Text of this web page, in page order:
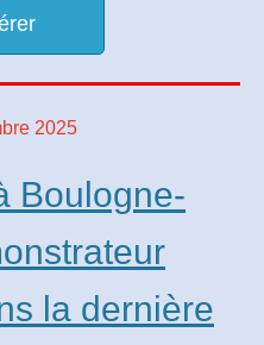
2025
Boulogne-
la dernière